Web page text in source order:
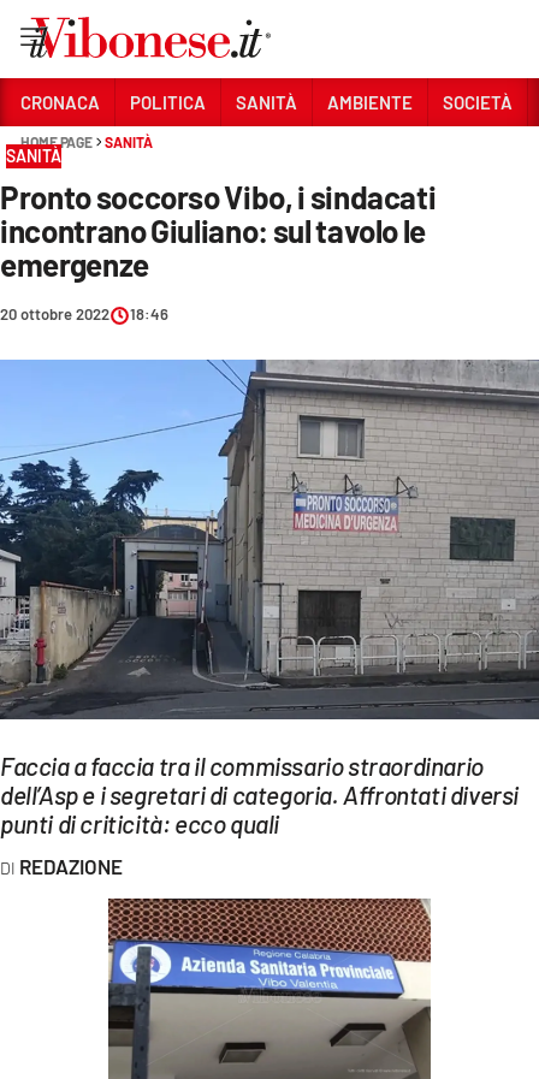
Sezioni
CRONACA
POLITICA
CULTURA
ECONOMIA E LAVORO
EVENTI
SPORT
Streaming
LAC TV
LAC NETWORK
LAC ONAIR
LACPLAY.IT
CRONACA POLITICA SANITÀ AMBIENTE SOCIETÀ
HOME PAGE SANITÀ
SANITÀ
Pronto soccorso Vibo, i sindacati
incontrano Giuliano: sul tavolo le
emergenze
20 ottobre 2022 18:46
Faccia a faccia tra il commissario straordinario
dell’Asp e i segretari di categoria. Affrontati diversi
punti di criticità: ecco quali
REDAZIONE